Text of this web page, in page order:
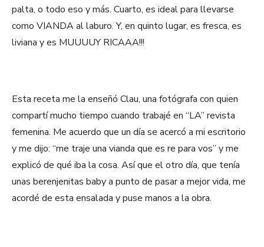
palta, o todo eso y más. Cuarto, es ideal para llevarse
como VIANDA al laburo. Y, en quinto lugar, es fresca, es
liviana y es MUUUUY RICAAA!!!
Esta receta me la enseñó Clau, una fotógrafa con quien
compartí mucho tiempo cuando trabajé en “LA” revista
femenina. Me acuerdo que un día se acercó a mi escritorio
y me dijo: “me traje una vianda que es re para vos” y me
explicó de qué iba la cosa. Así que el otro día, que tenía
unas berenjenitas baby a punto de pasar a mejor vida, me
acordé de esta ensalada y puse manos a la obra.